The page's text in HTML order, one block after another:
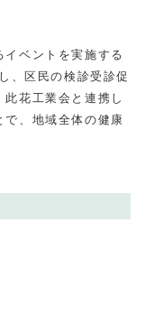
ベントを実施する
、区民の検診受診促
花工業会と連携し
、地域全体の健康